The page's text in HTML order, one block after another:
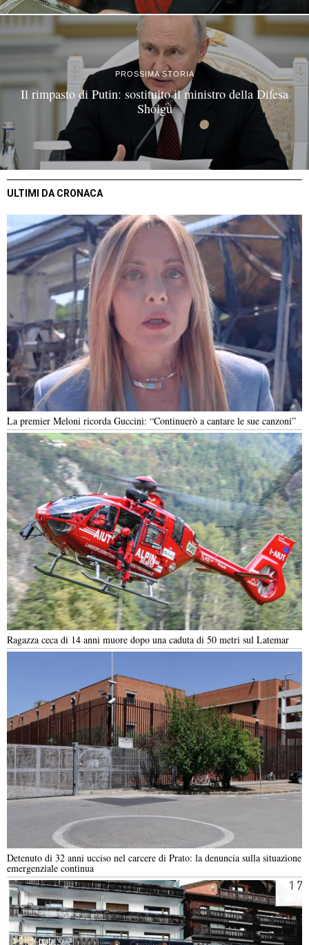
PROSSIMA STORIA
Il rimpasto di Putin: sostituito il ministro della Difesa
Shoigu
ULTIMI DA CRONACA
La premier Meloni ricorda Guccini: “Continuerò a cantare le sue canzoni”
Ragazza ceca di 14 anni muore dopo una caduta di 50 metri sul Latemar
Detenuto di 32 anni ucciso nel carcere di Prato: la denuncia sulla situazione
emergenziale continua